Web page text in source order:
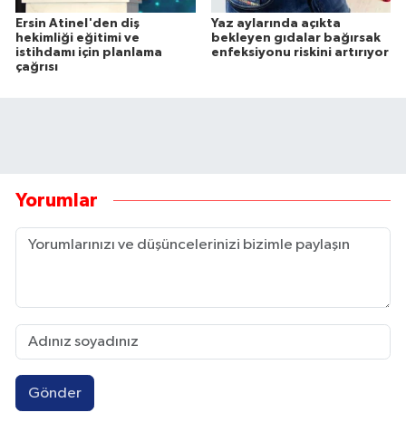
Ersin Atinel'den diş
hekimliği eğitimi ve
istihdamı için planlama
çağrısı
Yaz aylarında açıkta
bekleyen gıdalar bağırsak
enfeksiyonu riskini artırıyor
Yorumlar